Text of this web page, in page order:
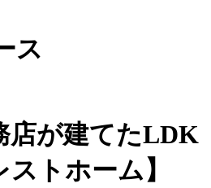
ス
店が建てたLDK
トホーム】